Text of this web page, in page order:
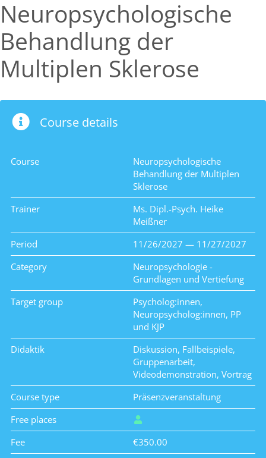
Neuropsychologische
Behandlung der
Multiplen Sklerose
Course details
Course
Neuropsychologische
Behandlung der Multiplen
Sklerose
Trainer
Ms. Dipl.-Psych. Heike
Meißner
Period
11/26/2027 — 11/27/2027
Category
Neuropsychologie -
Grundlagen und Vertiefung
Target group
Psycholog:innen,
Neuropsycholog:innen, PP
und KJP
Didaktik
Diskussion, Fallbeispiele,
Gruppenarbeit,
Videodemonstration, Vortrag
Course type
Präsenzveranstaltung
Free places
Fee
€350.00